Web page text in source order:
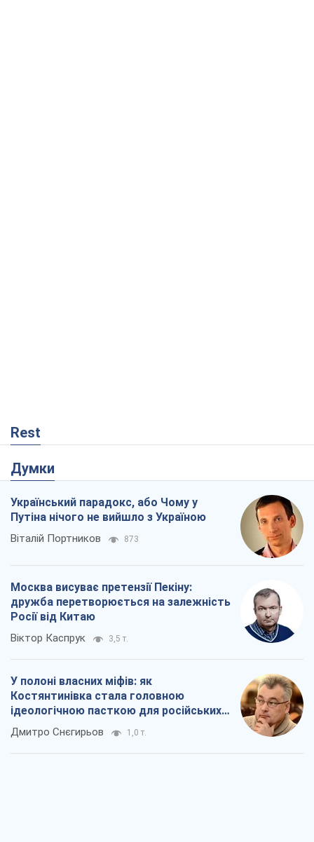
Rest
Думки
Український парадокс, або Чому у
Путіна нічого не вийшло з Україною
Віталій Портников 873
Москва висуває претензії Пекіну:
дружба перетворюється на залежність
Росії від Китаю
Віктор Каспрук 3,5 т.
У полоні власних міфів: як
Костянтинівка стала головною
ідеологічною пасткою для російських
окупантів
Дмитро Снєгирьов 1,0 т.